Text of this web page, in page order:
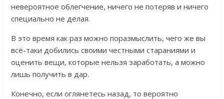
невероятное облегчение, ничего не потеряв и ничего
специально не делая.
В это время как раз можно поразмыслить, чего же вы
всё-таки добились своими честными стараниями и
оценить вещи, которые нельзя заработать, а можно
лишь получить в дар.
Конечно, если оглянетесь назад, то вероятно